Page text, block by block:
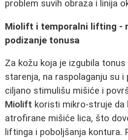
problem suvih obraza i linija
Miolift i temporalni lifting -
podizanje tonusa
Za kožu koja je izgubila
starenja, na raspolaganju su i
ciljano stimulišu mišiće i
Miolift koristi mikro‑struje da
atrofirane mišiće lica, što
liftinga i poboljšanja kontura.